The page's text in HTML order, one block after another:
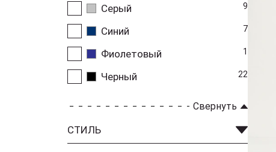
Серый 9
Синий 7
Фиолетовый 1
Черный 22
Свернуть
СТИЛЬ